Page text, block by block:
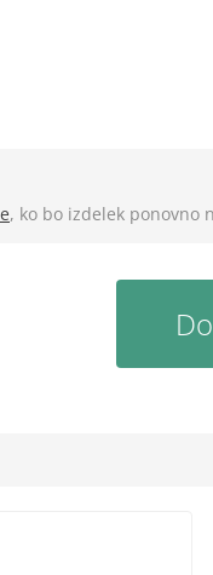
, ko bo izdelek ponovno